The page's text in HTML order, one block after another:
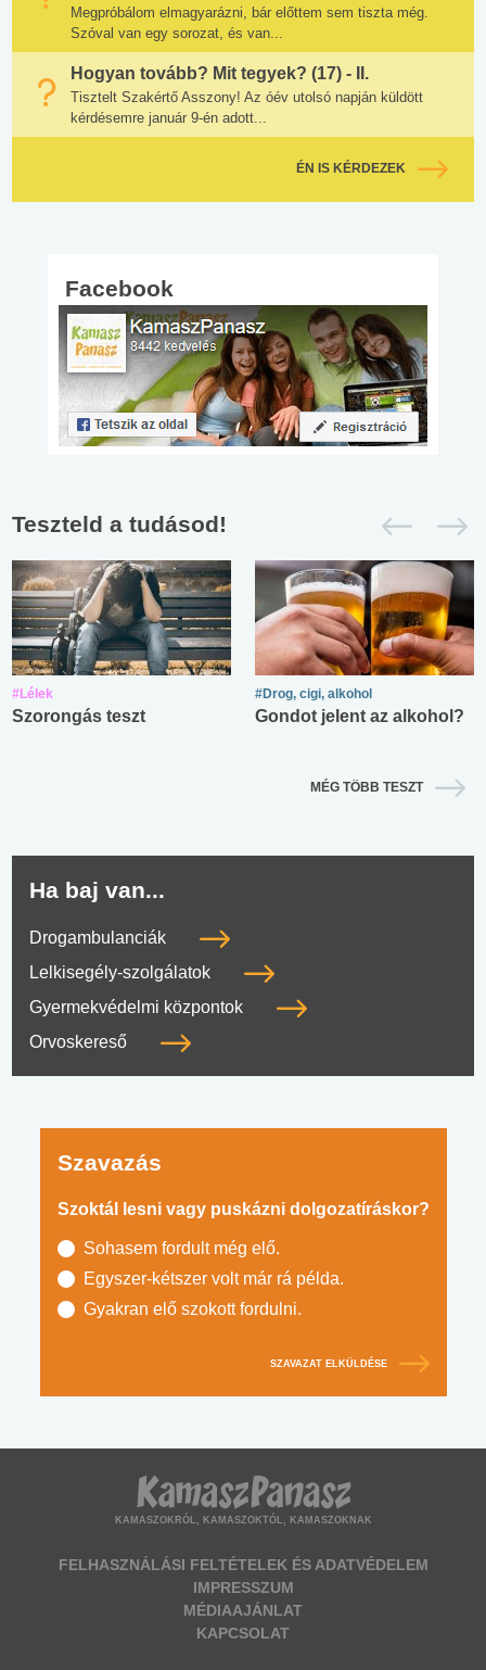
Megpróbálom elmagyarázni, bár előttem sem tiszta még.
Szóval van egy sorozat, és van...
Hogyan tovább? Mit tegyek? (17) - II.
Tisztelt Szakértő Asszony! Az óév utolsó napján küldött
kérdésemre január 9-én adott...
ÉN IS KÉRDEZEK
Facebook
Teszteld a tudásod!
#Lélek
Szorongás teszt
#Drog, cigi, alkohol
Gondot jelent az alkohol?
MÉG TÖBB TESZT
Ha baj van...
Drogambulanciák
Lelkisegély-szolgálatok
Gyermekvédelmi központok
Orvoskereső
Szavazás
Szoktál lesni vagy puskázni dolgozatíráskor?
Sohasem fordult még elő.
Egyszer-kétszer volt már rá példa.
Gyakran elő szokott fordulni.
SZAVAZAT ELKÜLDÉSE
KAMASZOKRÓL, KAMASZOKTÓL, KAMASZOKNAK
FELHASZNÁLÁSI FELTÉTELEK ÉS ADATVÉDELEM
IMPRESSZUM
MÉDIAAJÁNLAT
KAPCSOLAT